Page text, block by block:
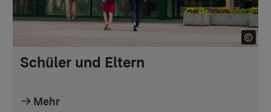
Schüler und Eltern
Mehr